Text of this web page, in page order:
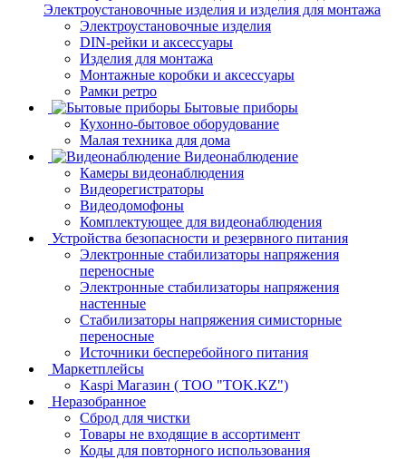
Электроустановочные изделия и изделия для монтажа
Электроустановочные изделия
DIN-рейки и аксессуары
Изделия для монтажа
Монтажные коробки и аксессуары
Рамки ретро
Бытовые приборы
Кухонно-бытовое оборудование
Малая техника для дома
Видеонаблюдение
Камеры видеонаблюдения
Видеорегистраторы
Видеодомофоны
Комплектующее для видеонаблюдения
Устройства безопасности и резервного питания
Электронные стабилизаторы напряжения
переносные
Электронные стабилизаторы напряжения
настенные
Стабилизаторы напряжения симисторные
переносные
Источники бесперебойного питания
Маркетплейсы
Kaspi Магазин ( ТОО "TOK.KZ")
Неразобранное
Сброд для чистки
Товары не входящие в ассортимент
Коды для повторного использования